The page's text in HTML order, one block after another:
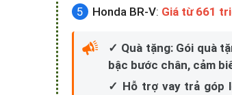
Honda BR-V: Giá từ 661
✓ Quà tặng: Gói quà
bậc bước chân, cảm
✓ Hỗ trợ vay trả góp